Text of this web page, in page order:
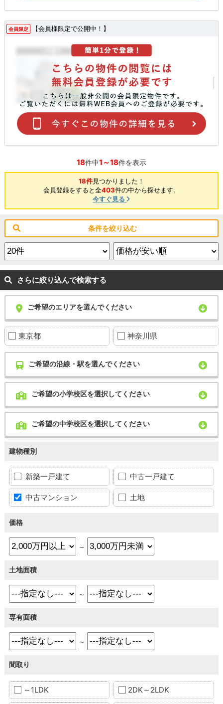
会員限定 【会員様限定で公開中！】
18件中1～18件を表示
18件見つかりました！
会員登録をすると全403件の中から探せます。
今すぐ見る
条件を絞り込む
さらに絞り込んで検索する
ご希望のエリアを選んでください
東京都 神奈川県
ご希望の沿線・駅を選んでください
ご希望の小学校区を選択してください
ご希望の中学校区を選択してください
建物種別
新築一戸建て 中古一戸建て
中古マンション 土地
価格
～
土地面積
～
専有面積
～
間取り
～1LDK 2DK～2LDK